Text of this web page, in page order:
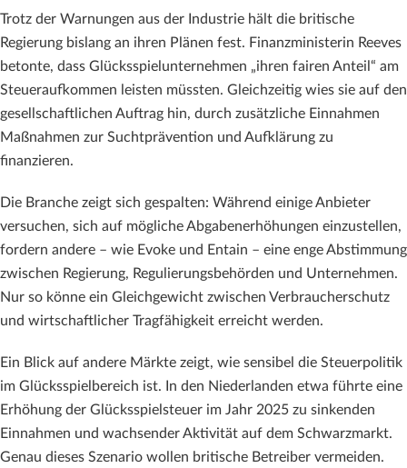
Trotz der Warnungen aus der Industrie hält die britische
Regierung bislang an ihren Plänen fest. Finanzministerin Reeves
betonte, dass Glücksspielunternehmen „ihren fairen Anteil“ am
Steueraufkommen leisten müssten. Gleichzeitig wies sie auf den
gesellschaftlichen Auftrag hin, durch zusätzliche Einnahmen
Maßnahmen zur Suchtprävention und Aufklärung zu
finanzieren.
Die Branche zeigt sich gespalten: Während einige Anbieter
versuchen, sich auf mögliche Abgabenerhöhungen einzustellen,
fordern andere – wie Evoke und Entain – eine enge Abstimmung
zwischen Regierung, Regulierungsbehörden und Unternehmen.
Nur so könne ein Gleichgewicht zwischen Verbraucherschutz
und wirtschaftlicher Tragfähigkeit erreicht werden.
Ein Blick auf andere Märkte zeigt, wie sensibel die Steuerpolitik
im Glücksspielbereich ist. In den Niederlanden etwa führte eine
Erhöhung der Glücksspielsteuer im Jahr 2025 zu sinkenden
Einnahmen und wachsender Aktivität auf dem Schwarzmarkt.
Genau dieses Szenario wollen britische Betreiber vermeiden.